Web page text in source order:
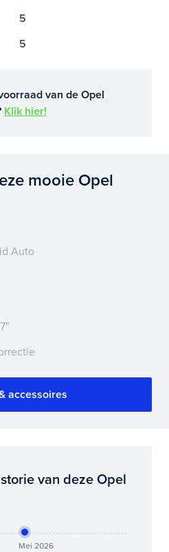
5
5
van de Opel
Klik hier!
mooie Opel
Auto
accessoires
van deze Opel
Mei 2026